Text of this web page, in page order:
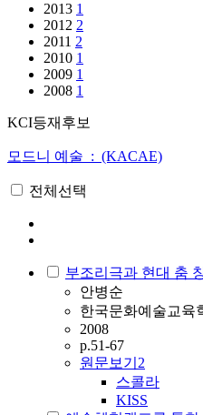
2013 1
2012 2
2011 2
2010 1
2009 1
2008 1
KCI등재후보
모드니 예술 : (KACAE)
전체선택
부조리극과 현대 춤
안병순
한국문화예술교육
2008
p.51-67
원문보기 2
스콜라
KISS